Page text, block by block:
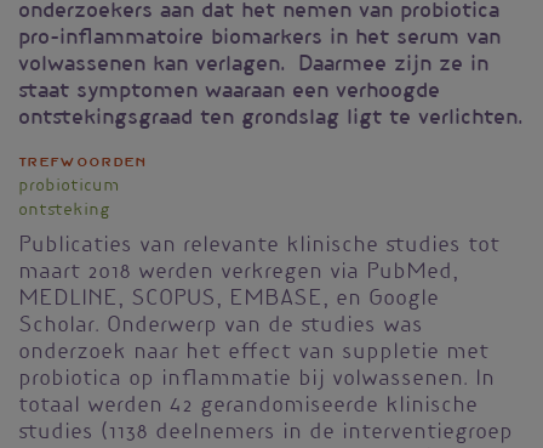
onderzoekers aan dat het nemen van probiotica
pro-inflammatoire biomarkers in het serum van
volwassenen kan verlagen. Daarmee zijn ze in
staat symptomen waaraan een verhoogde
ontstekingsgraad ten grondslag ligt te verlichten.
Trefwoorden
probioticum
ontsteking
Publicaties van relevante klinische studies tot
maart 2018 werden verkregen via PubMed,
MEDLINE, SCOPUS, EMBASE, en Google
Scholar. Onderwerp van de studies was
onderzoek naar het effect van suppletie met
probiotica op inflammatie bij volwassenen. In
totaal werden 42 gerandomiseerde klinische
studies (1138 deelnemers in de interventiegroep